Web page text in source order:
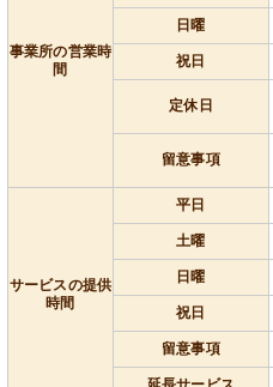
事業所の営業時
間
日曜
祝日
定休日
留意事項
サービスの提供
時間
平日
土曜
日曜
祝日
留意事項